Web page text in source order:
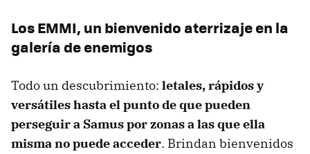
Los EMMI, un bienvenido aterrizajeenla
galería de enemigos
Todo un descubrimiento: letales, rápidos y
versátiles hasta el punto de que pueden
perseguir a Samus por zonas a las que ella
misma no puede acceder. Brindan bienvenidos